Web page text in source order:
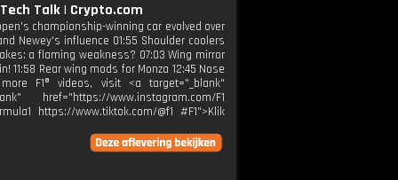
Talk | Crypto.com
championship-winning car evolved over
Newey's influence 01:55 Shoulder coolers
a flaming weakness? 07:03 Wing mirror
11:58 Rear wing mods for Monza 12:45 Nose
F1® videos, visit <a target="_blank"
href="https://www.instagram.com/F1
https://www.tiktok.com/@f1 #F1">Klik